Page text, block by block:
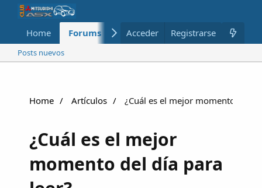
Home Forums Nuevo Miembros
Acceder Registrarse
Posts nuevos
Home Artículos ¿Cuál es el mejor momento del
¿Cuál es el mejor
momento del día para